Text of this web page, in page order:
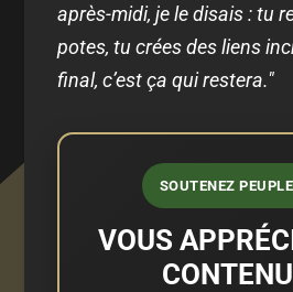
après-midi, je le disais : tu
potes, tu crées des liens
final, c’est ça qui restera."
SOUTENEZ
VOUS